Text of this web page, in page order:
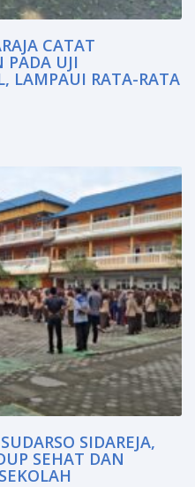
CATAT
PADA UJI
LAMPAUI RATA-RATA
SIDAREJA,
SEHAT DAN